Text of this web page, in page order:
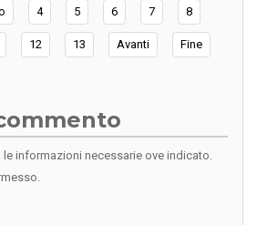
4 5 6 7 8
12 13 Avanti Fine
informazioni necessarie ove indicato.